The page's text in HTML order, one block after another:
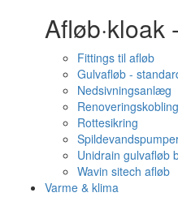
Afløb·kloak
Fittings til afløb
Gulvafløb -
Nedsivningsanlæg
Rottesikring
Unidrain gulvafløb
Wavin sitech afløb
Varme & klima